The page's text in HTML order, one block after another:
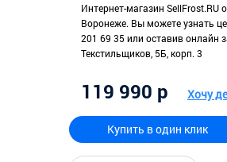
Интернет-магазин SellFrost.RU
Воронеже. Вы можете узнать
201 69 35 или оставив онлайн
Текстильщиков, 5Б, корп. 3
119 990 р Хочу
Купить в один клик